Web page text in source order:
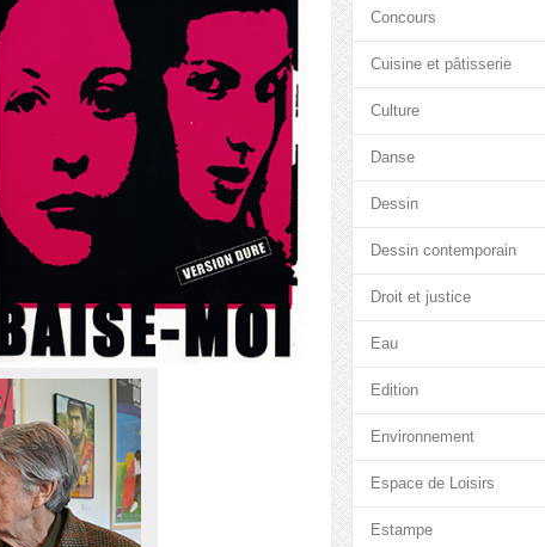
Concours
Cuisine et pâtisserie
Culture
Danse
Dessin
Dessin contemporain
Droit et justice
Eau
Edition
Environnement
Espace de Loisirs
Estampe